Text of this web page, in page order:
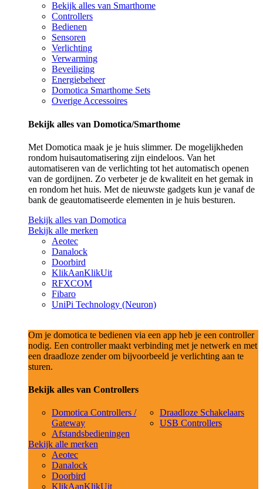
Bekijk alles van Smarthome
Controllers
Bedienen
Sensoren
Verlichting
Verwarming
Beveiliging
Energiebeheer
Domotica Smarthome Sets
Overige Accessoires
Bekijk alles van Domotica/Smarthome
Met Domotica maak je je huis slimmer. De mogelijkheden
rondom huisautomatisering zijn eindeloos. Van het
automatiseren van de verlichting tot het automatisch openen
van de gordijnen. Zo verbeter je de kwaliteit en het gemak in
en rondom het huis. Met de nieuwste gadgets kun je vanaf de
bank de geautomatiseerde elementen in je huis besturen.
Bekijk alles van Domotica
Bekijk alle merken
Aeotec
Danalock
Doorbird
KlikAanKlikUit
RFXCOM
Fibaro
UniPi Technology (Neuron)
Om je domotica te bedienen via een app heb je een controller
nodig. Een controller maakt verbinding met je netwerk en met
een draadloze zender om bijvoorbeeld je verlichting aan te
sturen.
Bekijk alles van Controllers
Domotica Controllers /
Gateway
Afstandsbedieningen
Draadloze Schakelaars
USB Controllers
Bekijk alle merken
Aeotec
Danalock
Doorbird
KlikAanKlikUit